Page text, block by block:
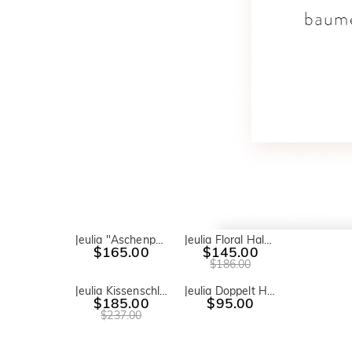
Jeulia "Aschenputtels Traum" Kürbiswagen Sterling Silber Ring
$165.00
Jeulia Floral Halo Ovalschliff synthetisch Morganit Sterling Silber Ring
$145.00
$186.00
Jeulia Kissenschliff Synthetic Morganite Sterling Silber Ring Set
$185.00
$237.00
Jeulia Doppelt Halo Kissenschliff Sterling Silber Ohrstecker
$95.00